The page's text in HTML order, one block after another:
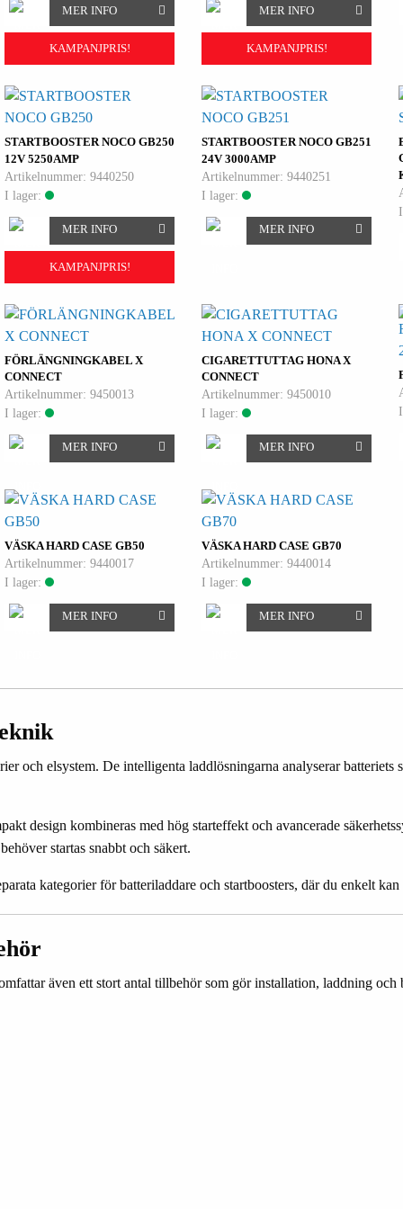
MER INFO
KAMPANJPRIS!
MER INFO
KAMPANJPRIS!
STARTBOOSTER NOCO GB250
12V 5250AMP
Artikelnummer: 9440250
I lager:
MER INFO
KAMPANJPRIS!
STARTBOOSTER NOCO GB251
24V 3000AMP
Artikelnummer: 9440251
I lager:
MER INFO
FÖRLÄNGNINGKABEL X
CONNECT
Artikelnummer: 9450013
I lager:
MER INFO
CIGARETTUTTAG HONA X
CONNECT
Artikelnummer: 9450010
I lager:
MER INFO
VÄSKA HARD CASE GB50
Artikelnummer: 9440017
I lager:
MER INFO
VÄSKA HARD CASE GB70
Artikelnummer: 9440014
I lager:
MER INFO
och elsystem. De intelligenta laddlösningarna analyserar batteriets
design kombineras med hög starteffekt och avancerade
startas snabbt och säkert.
kategorier för batteriladdare och startboosters, där du enkelt
även ett stort antal tillbehör som gör installation, laddning och